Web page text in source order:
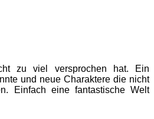
zu viel versprochen hat. Ein
und neue Charaktere die nicht
Einfach eine fantastische Welt